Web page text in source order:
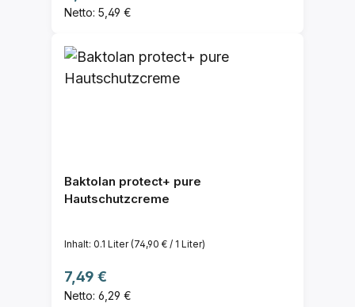
Netto: 5,49 €
Baktolan protect+ pure
Hautschutzcreme
Inhalt: 0.1 Liter(74,90 € / 1 Liter)
Regulärer Preis:
7,49 €
Netto: 6,29 €